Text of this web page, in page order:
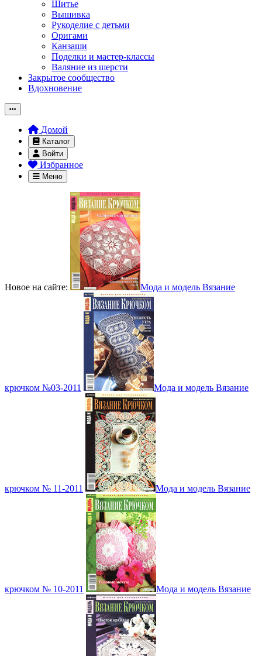
Шитье
Вышивка
Рукоделие с детьми
Оригами
Канзаши
Поделки и мастер-классы
Валяние из шерсти
Закрытое сообщество
Вдохновение
Домой
Каталог
Войти
Избранное
Меню
Новое на сайте: Мода и модель Вязание
крючком №03-2011 Мода и модель Вязание
крючком № 11-2011 Мода и модель Вязание
крючком № 10-2011 Мода и модель Вязание